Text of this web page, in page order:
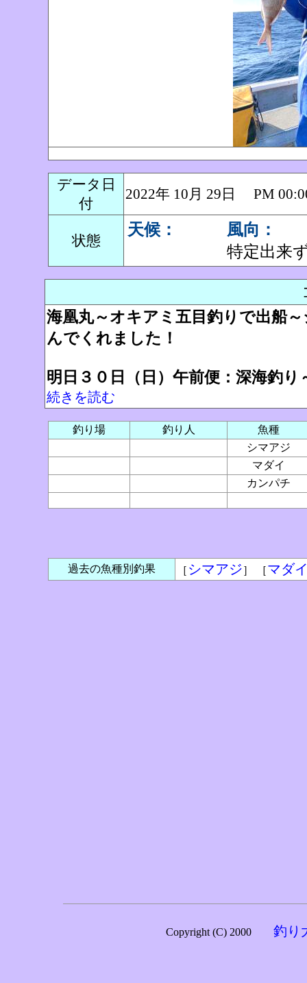
データ日
付
2022年 10月 29日 PM
状態
天候：
風向：
特定出来
海凰丸～オキアミ五目釣りで出船
んでくれました！
明日３０日（日）午前便：深海釣
続きを読む
釣り場 釣り人
魚種
シマアジ
マダイ
カンパチ
過去の魚種別釣果 ［ シマアジ］ ［マダ
Copyright (C) 2000 釣り